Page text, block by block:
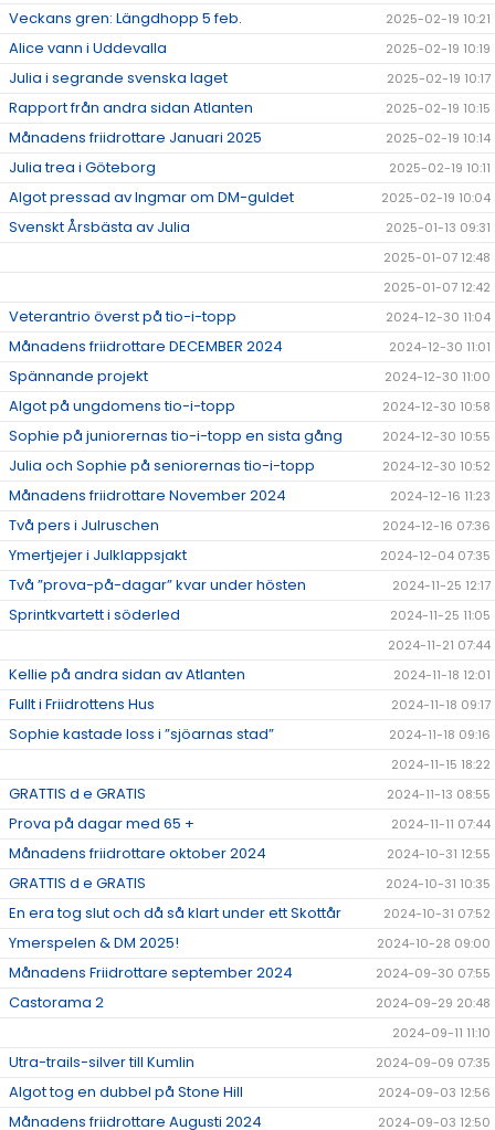
Veckans gren: Längdhopp 5 feb. 2025-02-19 10:21
Alice vann i Uddevalla 2025-02-19 10:19
Julia i segrande svenska laget 2025-02-19 10:17
Rapport från andra sidan Atlanten 2025-02-19 10:15
Månadens friidrottare Januari 2025 2025-02-19 10:14
Julia trea i Göteborg 2025-02-19 10:11
Algot pressad av Ingmar om DM-guldet 2025-02-19 10:04
Svenskt Årsbästa av Julia
2025-01-13 09:31
2025-01-07 12:48
2025-01-07 12:42
Veterantrio överst på tio-i-topp 2024-12-30 11:04
Månadens friidrottare DECEMBER 2024 2024-12-30 11:01
Spännande projekt 2024-12-30 11:00
Algot på ungdomens tio-i-topp 2024-12-30 10:58
Sophie på juniorernas tio-i-topp en sista gång 2024-12-30 10:55
Julia och Sophie på seniorernas tio-i-topp 2024-12-30 10:52
Månadens friidrottare November 2024 2024-12-16 11:23
Två pers i Julruschen 2024-12-16 07:36
Ymertjejer i Julklappsjakt 2024-12-04 07:35
Två ”prova-på-dagar” kvar under hösten 2024-11-25 12:17
Sprintkvartett i söderled
2024-11-25 11:05
2024-11-21 07:44
Kellie på andra sidan av Atlanten 2024-11-18 12:01
Fullt i Friidrottens Hus 2024-11-18 09:17
Sophie kastade loss i ”sjöarnas stad”
2024-11-18 09:16
2024-11-15 18:22
GRATTIS d e GRATIS 2024-11-13 08:55
Prova på dagar med 65 + 2024-11-11 07:44
Månadens friidrottare oktober 2024 2024-10-31 12:55
GRATTIS d e GRATIS 2024-10-31 10:35
En era tog slut och då så klart under ett Skottår 2024-10-31 07:52
Ymerspelen & DM 2025! 2024-10-28 09:00
Månadens Friidrottare september 2024 2024-09-30 07:55
Castorama 2
2024-09-29 20:48
2024-09-11 11:10
Utra-trails-silver till Kumlin 2024-09-09 07:35
Algot tog en dubbel på Stone Hill 2024-09-03 12:56
Månadens friidrottare Augusti 2024 2024-09-03 12:50